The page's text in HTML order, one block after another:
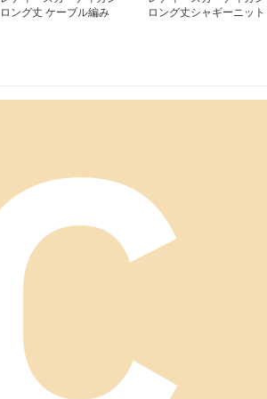
ロング丈 ケーブル編み
ロング丈シャギーニット